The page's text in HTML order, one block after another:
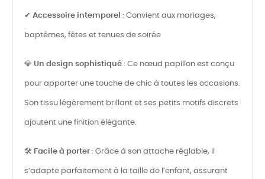
✔ Accessoire intemporel : Convient aux mariages,
baptêmes, fêtes et tenues de soirée
💎 Un design sophistiqué : Ce nœud papillon est conçu
pour apporter une touche de chic à toutes les occasions.
Son tissu légèrement brillant et ses petits motifs discrets
ajoutent une finition élégante.
🛠 Facile à porter : Grâce à son attache réglable, il
s’adapte parfaitement à la taille de l’enfant, assurant